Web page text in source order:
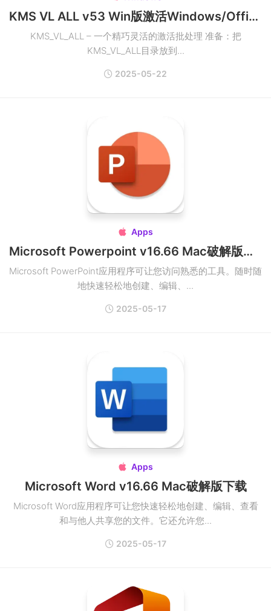
KMS VL ALL v53 Win版激活Windows/Office激活工具
KMS_VL_ALL – 一个精巧灵活的激活批处理 准备：把
KMS_VL_ALL目录放到...
2025-05-22
 Apps
Microsoft Powerpoint v16.66 Mac破解版下载
Microsoft PowerPoint应用程序可让您访问熟悉的工具。随时随
地快速轻松地创建、编辑、...
2025-05-17
 Apps
Microsoft Word v16.66 Mac破解版下载
Microsoft Word应用程序可让您快速轻松地创建、编辑、查看
和与他人共享您的文件。它还允许您...
2025-05-17